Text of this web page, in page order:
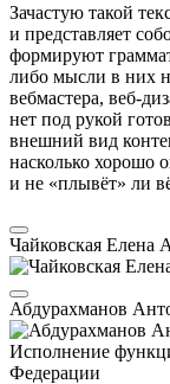
Зачастую такой
и представляет
формируют
либо мысли в них
вебмастера, веб-
нет под рукой
внешний вид
насколько хорошо
и не «плывёт» ли
Чайковская Елена
Абдурахманов
Исполнение
Федерации